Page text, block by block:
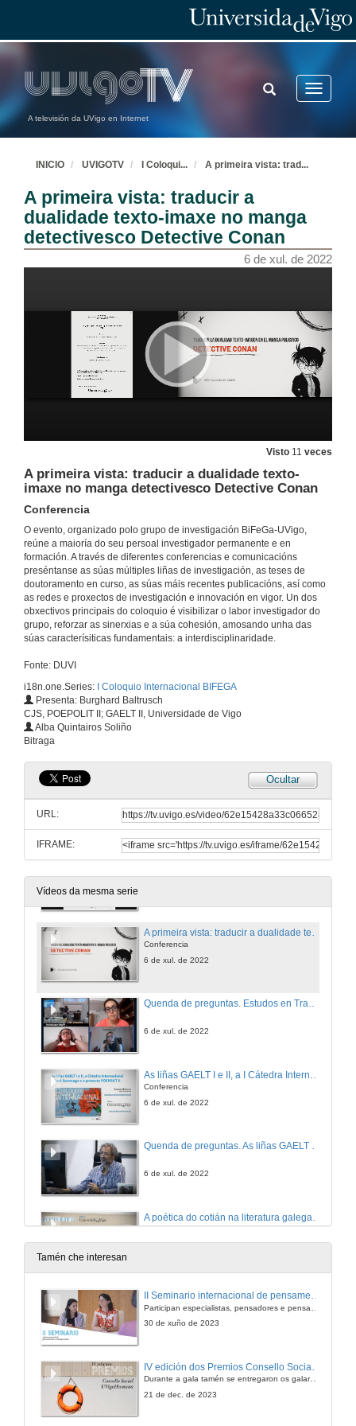
A televisión da UVigo en Internet
Toggle
TOGGLE
SEARCH
INICIO UVIGOTV I Coloqui... A primeira vista: trad...
A primeira vista: traducir a
dualidade texto-imaxe no manga
detectivesco Detective Conan
6 de xul. de 2022
Visto 11 veces
A primeira vista: traducir a dualidade texto-
imaxe no manga detectivesco Detective Conan
Conferencia
O evento, organizado polo grupo de investigación BiFeGa-UVigo,
reúne a maioría do seu persoal investigador permanente e en
formación. A través de diferentes conferencias e comunicacións
preséntanse as súas múltiples liñas de investigación, as teses de
doutoramento en curso, as súas máis recentes publicacións, así como
as redes e proxectos de investigación e innovación en vigor. Un dos
obxectivos principais do coloquio é visibilizar o labor investigador do
grupo, reforzar as sinerxias e a súa cohesión, amosando unha das
súas caracterísiticas fundamentais: a interdisciplinaridade.
Fonte: DUVI
i18n.one.Series:
I Coloquio Internacional BIFEGA
Presenta: Burghard Baltrusch
CJS, POEPOLIT II; GAELT II, Universidade de Vigo
Alba Quintairos Soliño
Bitraga
Ocultar
URL:
IFRAME:
Vídeos da mesma serie
6 de xul. de 2022
6 de xul. de 2022
A construción da subxectividade no discurso interpretado: cara a reconceptualización da interpretación e as súas prácticas
Conferencia
6 de xul. de 2022
Modelos de diálogos de interpretación de enlace
Conferencia
6 de xul. de 2022
Quenda de preguntas. Estudos en Tradución e Interpretación 1
6 de xul. de 2022
Conferencia
6 de xul. de 2022
Quenda de preguntas. As liñas GAELT I e II, a I Cátedra Internacional José Saramago (CJS) e o proxecto POEPOLIT II
6 de xul. de 2022
Conferencia
5 de xul. de 2022
Conferencia
Tamén che interesan
II Seminario internacional de pensamento contemporáneo. Pensar o Antropoceno
30 de xuño de 2023
Durante a gala tamén se entregaron os galardóns aos mellores TFG e TFM en materia de Axenda 2030
21 de dec. de 2023